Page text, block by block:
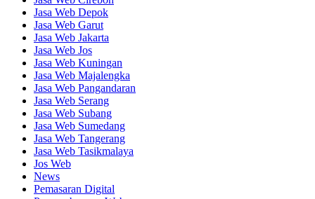
Jasa Web Depok
Jasa Web Garut
Jasa Web Jakarta
Jasa Web Jos
Jasa Web Kuningan
Jasa Web Majalengka
Jasa Web Pangandaran
Jasa Web Serang
Jasa Web Subang
Jasa Web Sumedang
Jasa Web Tangerang
Jasa Web Tasikmalaya
Jos Web
News
Pemasaran Digital